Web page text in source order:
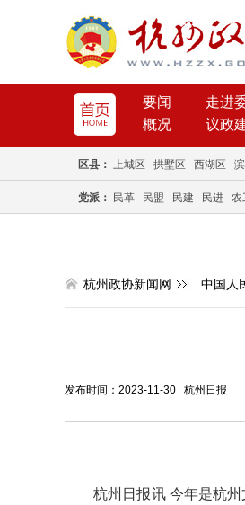
要闻 走进
概况
议政
区县： 上城区 拱墅区 西湖区
党派： 民革 民盟 民建 民进 农
杭州政协新闻网 中国人
发布时间：2023-11-30 杭州日报
杭州日报讯 今年是杭